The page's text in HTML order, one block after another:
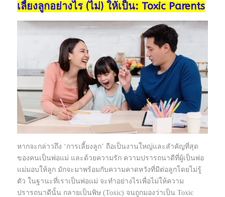
เลี้ยงลูกอย่างไร (ไม่) ให้เป็น: Toxic Parents
หากจะกล่าวถึง ‘การเลี้ยงลูก’ ถือเป็นงานใหญ่และสำคัญที่สุด
ของคนเป็นพ่อแม่ และด้วยความรัก ความปรารถนาดีที่ผู้เป็นพ่อ
แม่มอบให้ลูก มักจะมาพร้อมกับความคาดหวังที่มีต่อลูกโดยไม่รู้
ตัว ในฐานะที่เราเป็นพ่อแม่ จะทำอย่างไรเพื่อไม่ให้ความ
ปรารถนาดีนั้น กลายเป็นพิษ (Toxic) จนถูกมองว่าเป็น Toxic